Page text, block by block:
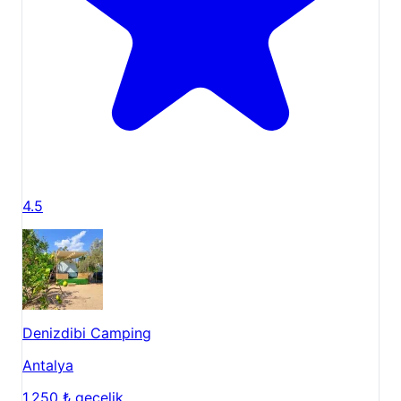
4.5
Denizdibi Camping
Antalya
1.250 ₺ gecelik